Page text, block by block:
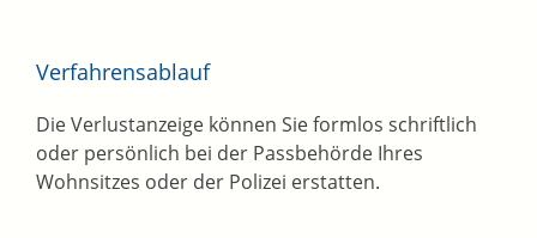
Verfahrensablauf
Die Verlustanzeige können Sie formlos schriftlich
oder persönlich bei der Passbehörde Ihres
Wohnsitzes oder der Polizei erstatten.